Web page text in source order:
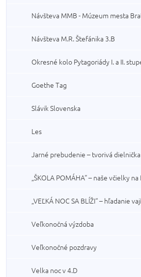
Návšteva MMB - Múzeum mesta
Návšteva M.R. Štefánika 3.B
Okresné kolo Pytagoriády I. a II.
Goethe Tag
Slávik Slovenska
Les
Jarné prebudenie – tvorivá dielnička
„ŠKOLA POMÁHA“ – naše včielky
„VEĽKÁ NOC SA BLÍŽI“ – hľadanie
Veľkonočná výzdoba
Veľkonočné pozdravy
Velka noc v 4.D